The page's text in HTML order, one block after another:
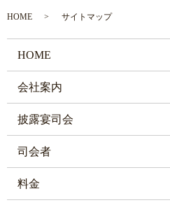
HOME サイトマップ
HOME
会社案内
披露宴司会
司会者
料金